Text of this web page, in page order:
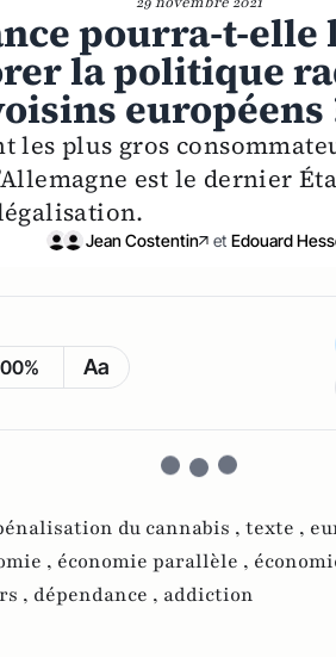
pourra-t-elle
la politique
européens
les plus gros
est le dernier
Jean Costentin et Edouard
Aa
du cannabis , texte ,
, économie parallèle ,
, dépendance , addiction